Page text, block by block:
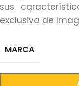
sus
exclusiva de
MARCA